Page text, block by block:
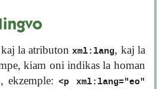
la atributonxml:lang, kaj la
kiam oni indikas la homan
ekzemple: <p xml:lang="eo"